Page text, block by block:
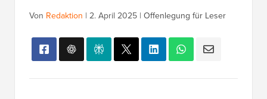
Von Redaktion | 2. April 2025 | Offenlegung für Leser